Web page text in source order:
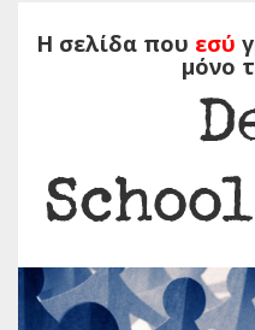
Η σελίδα που εσύ
μόνο